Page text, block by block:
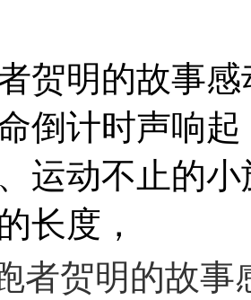
贺明的故事
倒计时声响
运动不止的
长度，
者贺明的故事